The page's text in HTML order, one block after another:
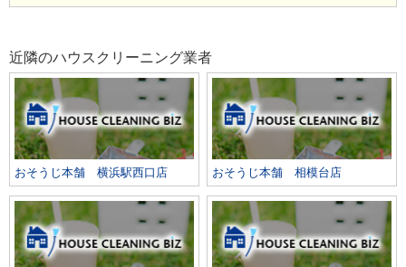
近隣のハウスクリーニング業者
おそうじ本舗 横浜駅西口店 おそうじ本舗 相模台店